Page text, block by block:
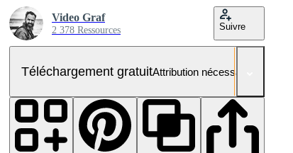
Video Graf
2 378 Ressources Suivre
Téléchargement gratuitAttribution nécessaire